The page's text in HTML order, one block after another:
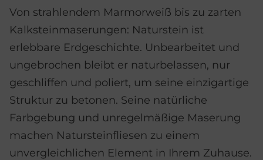
Von strahlendem Marmorweiß bis zu zarten
Kalksteinmaserungen: Naturstein ist
erlebbare Erdgeschichte. Unbearbeitet und
ungebrochen bleibt er naturbelassen, nur
geschliffen und poliert, um seine einzigartige
Struktur zu betonen. Seine natürliche
Farbgebung und unregelmäßige Maserung
machen Natursteinfliesen zu einem
unvergleichlichen Element in Ihrem Zuhause.